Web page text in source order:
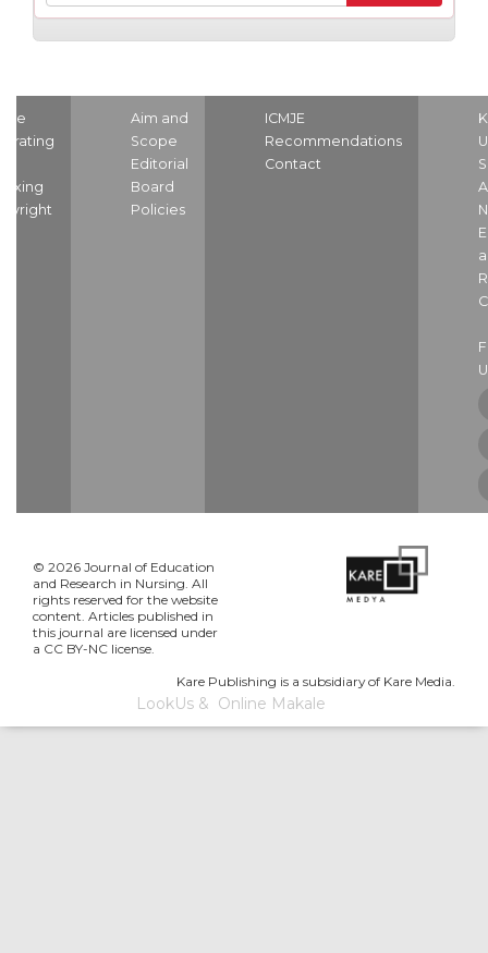
Aim and
Scope
Editorial
Board
Policies
ICMJE
Recommendations
Contact
© 2026 Journal of Education
and Research in Nursing. All
rights reserved for the website
content. Articles published in
this journal are licensed under
a CC BY-NC license.
Kare Publishing is a subsidiary of Kare Media.
LookUs& Online Makale